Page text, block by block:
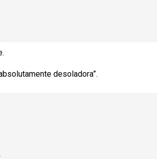
desoladora”.